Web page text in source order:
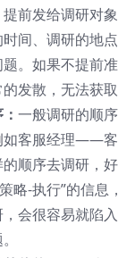
前发给调研对
间、调研的地
。如果不提前
发散，无法获取
一般调研的顺
如客服经理——
的顺序去调研，
略-执行”的信息
会很容易就陷